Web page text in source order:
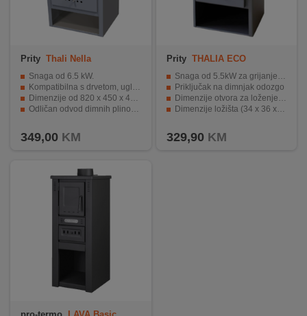
Prity Thali Nella
Snaga od 6.5 kW.
Kompatibilna s drvetom, ugljem i briketima.
Dimenzije od 820 x 450 x 400 mm.
Odličan odvod dimnih plinova.
349,00 KM
Prity THALIA ECO
Snaga od 5.5kW za grijanje do 40m²
Priključak na dimnjak odozgo
Dimenzije otvora za loženje (27 x 30)
Dimenzije ložišta (34 x 36 x 33)
329,90 KM